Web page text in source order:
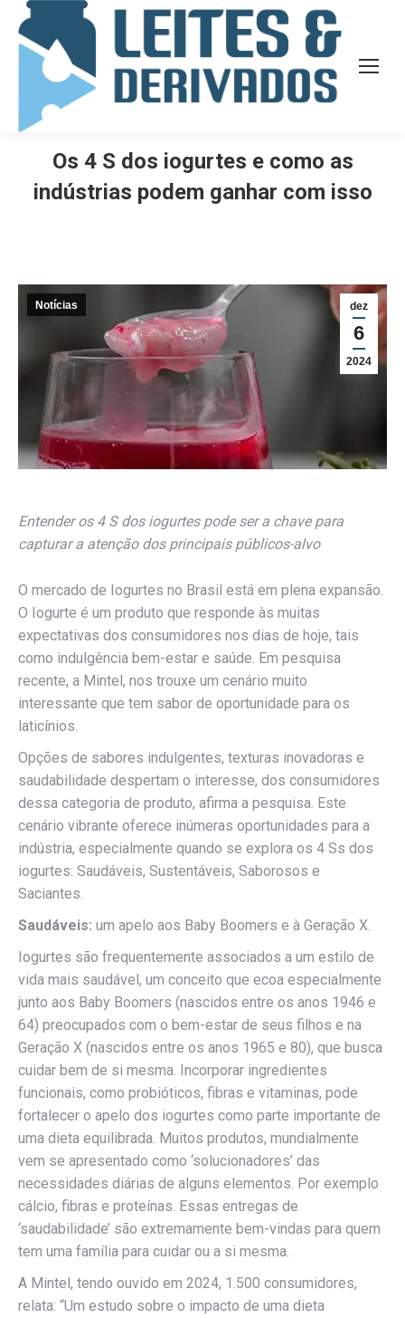
Os 4 S dos iogurtes e como as
indústrias podem ganhar com isso
dez
6
2024
Notícias
Entender os 4 S dos iogurtes pode ser a chave para
capturar a atenção dos principais públicos-alvo
O mercado de Iogurtes no Brasil está em plena expansão.
O Iogurte é um produto que responde às muitas
expectativas dos consumidores nos dias de hoje, tais
como indulgência bem-estar e saúde. Em pesquisa
recente, a Mintel, nos trouxe um cenário muito
interessante que tem sabor de oportunidade para os
laticínios.
Opções de sabores indulgentes, texturas inovadoras e
saudabilidade despertam o interesse, dos consumidores
dessa categoria de produto, afirma a pesquisa. Este
cenário vibrante oferece inúmeras oportunidades para a
indústria, especialmente quando se explora os 4 Ss dos
iogurtes: Saudáveis, Sustentáveis, Saborosos e
Saciantes.
Saudáveis: um apelo aos Baby Boomers e à Geração X.
Iogurtes são frequentemente associados a um estilo de
vida mais saudável, um conceito que ecoa especialmente
junto aos Baby Boomers (nascidos entre os anos 1946 e
64) preocupados com o bem-estar de seus filhos e na
Geração X (nascidos entre os anos 1965 e 80), que busca
cuidar bem de si mesma. Incorporar ingredientes
funcionais, como probióticos, fibras e vitaminas, pode
fortalecer o apelo dos iogurtes como parte importante de
uma dieta equilibrada. Muitos produtos, mundialmente
vem se apresentado como ‘solucionadores’ das
necessidades diárias de alguns elementos. Por exemplo
cálcio, fibras e proteínas. Essas entregas de
‘saudabilidade’ são extremamente bem-vindas para quem
tem uma família para cuidar ou a si mesma.
A Mintel, tendo ouvido em 2024, 1.500 consumidores,
relata: “Um estudo sobre o impacto de uma dieta